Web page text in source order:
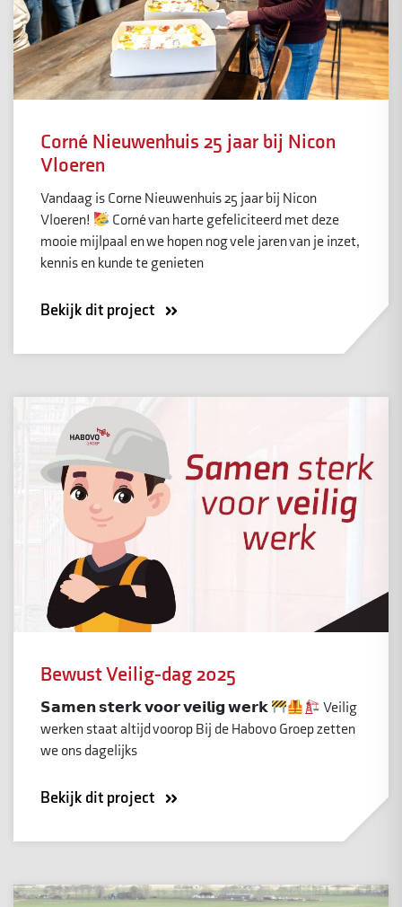
Corné Nieuwenhuis 25 jaar bij Nicon
Vloeren
Vandaag is Corne Nieuwenhuis 25 jaar bij Nicon
Vloeren!
Corné van harte gefeliciteerd met deze
mooie mijlpaal en we hopen nog vele jaren van je inzet,
kennis en kunde te genieten
Bekijk dit project
Bewust Veilig-dag 2025
𝗦𝗮𝗺𝗲𝗻 𝘀𝘁𝗲𝗿𝗸 𝘃𝗼𝗼𝗿 𝘃𝗲𝗶𝗹𝗶𝗴 𝘄𝗲𝗿𝗸
Veilig
werken staat altijd voorop Bij de Habovo Groep zetten
we ons dagelijks
Bekijk dit project